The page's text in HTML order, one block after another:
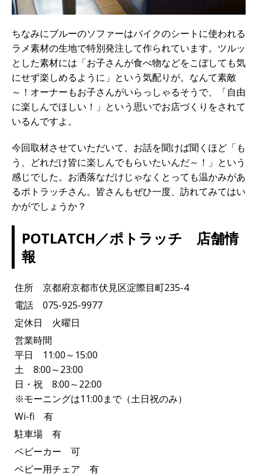
ちなみにブルーのソファーはバイクのシートに使われる
ラメ素材の生地で特別発注して作られています。ツルッ
とした素材には「お子さんが食べ物などをこぼしても気
にせず楽しめるように」という気配りが。なんて素敵
～！オーナーもお子さんがいらっしゃるそうで、「自由
に楽しんでほしい！」という思いでお店づくりをされて
いるんですよ。
今回取材させていただいて、お話を聞けば聞くほど「も
う、どれだけ皆に楽しんでもらいたいんだ～！」という
感じでした。お洒落なだけじゃなくとっても温かみがあ
るポトラッチさん。皆さんもぜひ一度、訪れてみてはい
かがでしょうか？
POTLATCH／ポトラッチ 店舗情
報
住所 京都府京都市伏見区淀際目町235-4
電話 075-925-9977
定休日 火曜日
営業時間
平日 11:00～15:00
土 8:00～23:00
日・祝 8:00～22:00
※モーニングは11:00まで（土日祝のみ）
Wi-fi 有
駐車場 有
ベビーカー 可
ベビー用チェア 有